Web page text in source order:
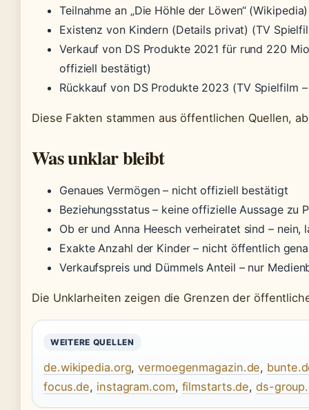
Teilnahme an „Die Höhle der Löwen“ (Wikipedia)
Existenz von Kindern (Details privat) (TV
Verkauf von DS Produkte 2021 für rund 220
offiziell bestätigt)
Rückkauf von DS Produkte 2023 (TV Spielfilm
Diese Fakten stammen aus öffentlichen Quellen,
Was unklar bleibt
Genaues Vermögen – nicht offiziell bestätigt
Beziehungsstatus – keine offizielle Aussage zu
Ob er und Anna Heesch verheiratet sind – nein,
Exakte Anzahl der Kinder – nicht öffentlich
Verkaufspreis und Dümmels Anteil – nur
Die Unklarheiten zeigen die Grenzen der
WEITERE QUELLEN
de.wikipedia.org,vermoegenmagazin.de,
focus.de, instagram.com, filmstarts.de,ds-